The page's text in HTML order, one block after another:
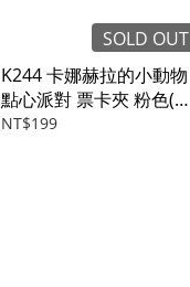
SOLD OUT
K244 卡娜赫拉的小動物
點心派對 票卡夾 粉色(和
菓子)
NT$199